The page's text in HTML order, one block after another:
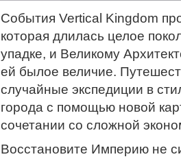
События Vertical Kingdom
которая длилась целое
упадке, и Великому
ей былое величие.
случайные экспедиции в
города с помощью новой
сочетании со сложной
Восстановите Империю не